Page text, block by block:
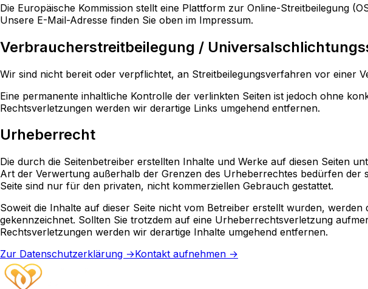
Die Europäische Kommission stellt eine Plattform zur Online-Streitbeilegung
Unsere E-Mail-Adresse finden Sie oben im Impressum.
Verbraucherstreitbeilegung /
Wir sind nicht bereit oder verpflichtet, an Streitbeilegungsverfahren vor einer
Eine permanente inhaltliche Kontrolle der verlinkten Seiten ist jedoch ohne
Rechtsverletzungen werden wir derartige Links umgehend entfernen.
Urheberrecht
Die durch die Seitenbetreiber erstellten Inhalte und Werke auf diesen Seiten
Art der Verwertung außerhalb der Grenzen des Urheberrechtes bedürfen der
Seite sind nur für den privaten, nicht kommerziellen Gebrauch gestattet.
Soweit die Inhalte auf dieser Seite nicht vom Betreiber erstellt wurden,
gekennzeichnet. Sollten Sie trotzdem auf eine Urheberrechtsverletzung
Rechtsverletzungen werden wir derartige Inhalte umgehend entfernen.
Zur Datenschutzerklärung →Kontakt aufnehmen →